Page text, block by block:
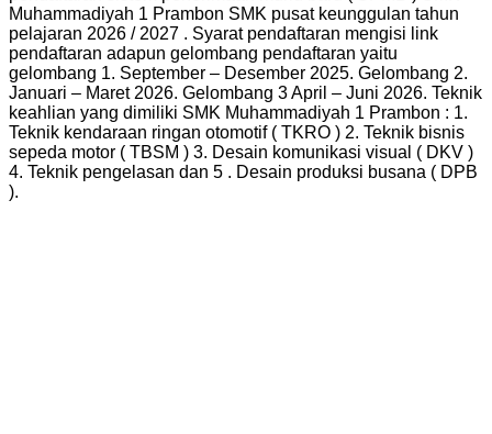
Muhammadiyah 1 Prambon SMK pusat keunggulan tahun
pelajaran 2026 / 2027 . Syarat pendaftaran mengisi link
pendaftaran adapun gelombang pendaftaran yaitu
gelombang 1. September – Desember 2025. Gelombang 2.
Januari – Maret 2026. Gelombang 3 April – Juni 2026. Teknik
keahlian yang dimiliki SMK Muhammadiyah 1 Prambon : 1.
Teknik kendaraan ringan otomotif ( TKRO ) 2. Teknik bisnis
sepeda motor ( TBSM ) 3. Desain komunikasi visual ( DKV )
4. Teknik pengelasan dan 5 . Desain produksi busana ( DPB
).